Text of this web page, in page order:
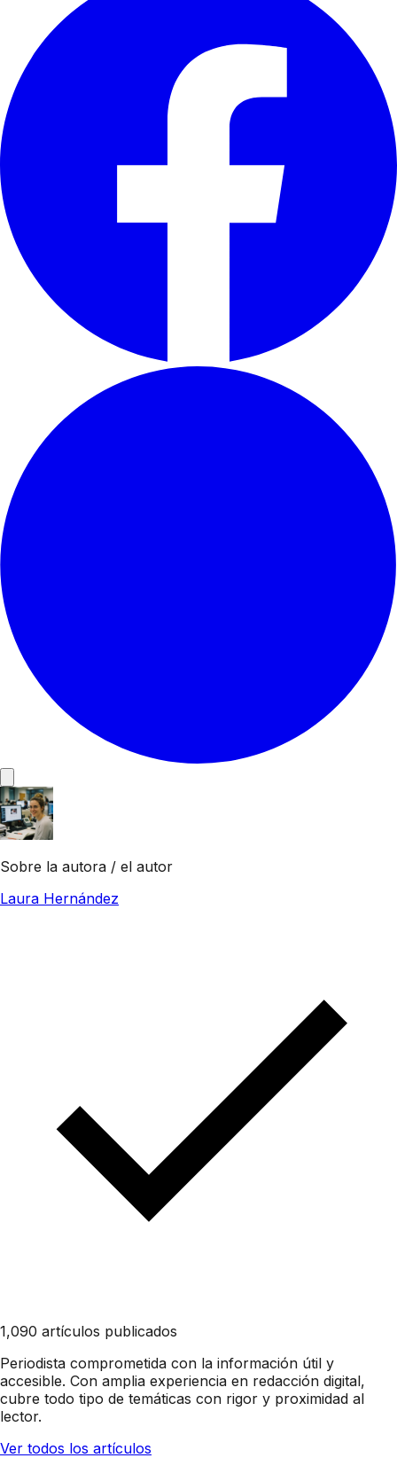
Sobre la autora / el autor
Laura Hernández
1,090 artículos publicados
Periodista comprometida con la información útil y
accesible. Con amplia experiencia en redacción digital,
cubre todo tipo de temáticas con rigor y proximidad al
lector.
Ver todos los artículos